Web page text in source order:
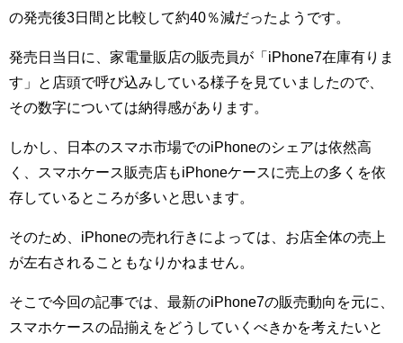
の発売後3日間と比較して約40％減だったようです。
発売日当日に、家電量販店の販売員が「iPhone7在庫有りま
す」と店頭で呼び込みしている様子を見ていましたので、
その数字については納得感があります。
しかし、日本のスマホ市場でのiPhoneのシェアは依然高
く、スマホケース販売店もiPhoneケースに売上の多くを依
存しているところが多いと思います。
そのため、iPhoneの売れ行きによっては、お店全体の売上
が左右されることもなりかねません。
そこで今回の記事では、最新のiPhone7の販売動向を元に、
スマホケースの品揃えをどうしていくべきかを考えたいと